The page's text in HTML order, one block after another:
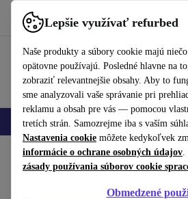
Lepšie využívať refurbed
Naše produkty a súbory cookie majú
opätovne používajú. Posledné hlavne na
zobraziť relevantnejšie obsahy. Aby to
sme analyzovali vaše správanie pri
reklamu a obsah pre vás — pomocou
tretích strán. Samozrejme iba s vaším
Nastavenia cookie môžete kedykoľvek
informácie o ochrane osobných údajov.
zásady používania súborov cookie
Obmedzené
používať refurbed rýchlo a jednoducho
Mobilné telefóny Laptopy Tablety
Domov Produkty Domácnosť Nábytok
Merry Garderobe